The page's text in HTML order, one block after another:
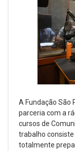
A Fundação São
parceria com a
cursos de
trabalho
totalmente